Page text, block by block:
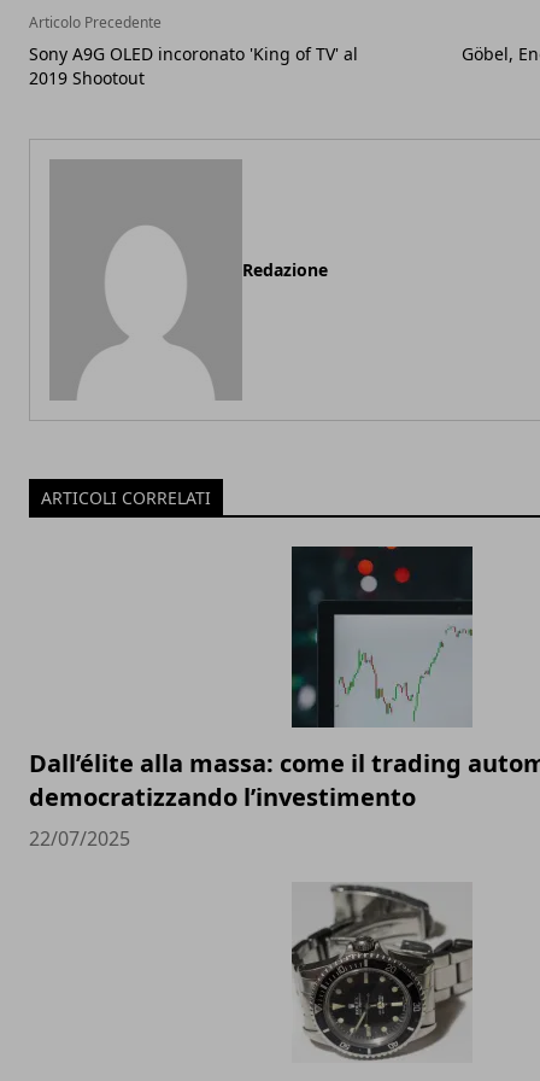
Articolo Precedente
Sony A9G OLED incoronato 'King of TV' al
2019 Shootout
Göbel,
Redazione
ARTICOLI CORRELATI
Dall’élite alla massa: come il trading
democratizzando l’investimento
22/07/2025